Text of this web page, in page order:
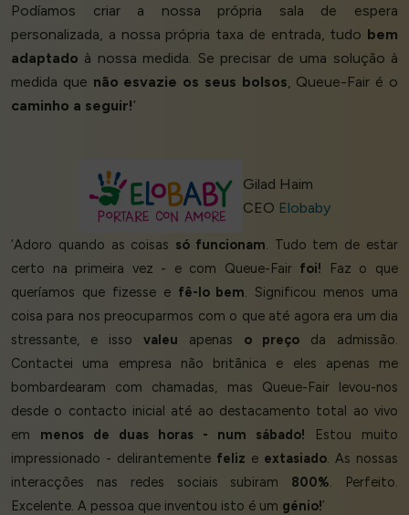
Podíamos criar a nossa própria sala de espera
personalizada, a nossa própria taxa de entrada, tudo bem
adaptado à nossa medida. Se precisar de uma solução à
medida que não esvazie os seus bolsos , Queue-Fair é o
caminho a seguir!’
Gilad Haim
CEO Elobaby
‘Adoro quando as coisas só funcionam. Tudo tem de estar
certo na primeira vez - e com Queue-Fair foi! Faz o que
queríamos que fizesse e fê-lo bem. Significou menos uma
coisa para nos preocuparmos com o que até agora era um dia
stressante, e isso valeu apenas o preço da admissão.
Contactei uma empresa não britânica e eles apenas me
bombardearam com chamadas, mas Queue-Fair levou-nos
desde o contacto inicial até ao destacamento total ao vivo
em menos de duas horas - num sábado! Estou muito
impressionado - delirantemente feliz e extasiado. As nossas
interacções nas redes sociais subiram 800%. Perfeito.
Excelente. A pessoa que inventou isto é um génio!’